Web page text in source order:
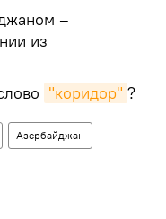
–
из
"коридор" ?
Азербайджан